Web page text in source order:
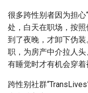
很多跨性别者因为担心
处，白天在职场，按
到了夜晚，才卸下伪
职，为房产中介拉人
有睡觉时才有机会穿着
跨性别社群